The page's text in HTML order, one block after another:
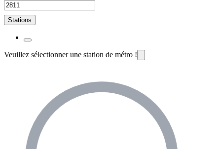
Stations
Veuillez sélectionner une station de métro !